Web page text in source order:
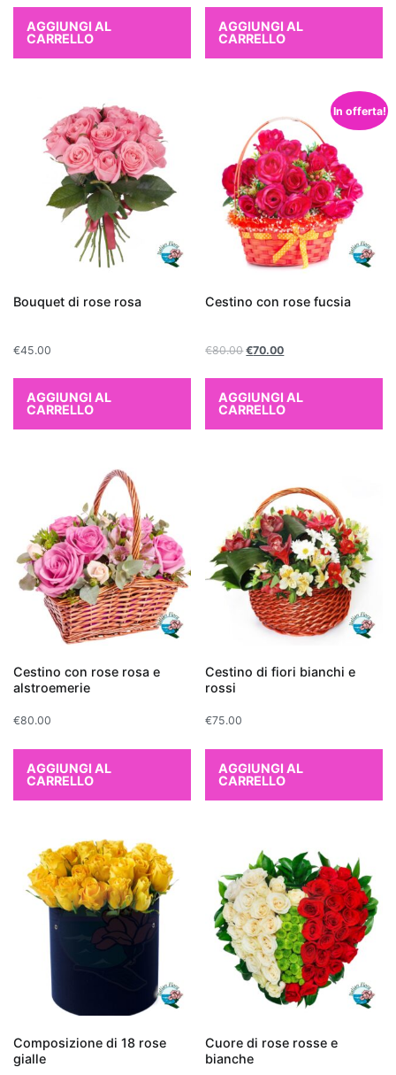
AGGIUNGI AL
CARRELLO
AGGIUNGI AL
CARRELLO
Bouquet di rose rosa
€45.00
AGGIUNGI AL
CARRELLO
In offerta!
Cestino con rose fucsia
€80.00 €70.00
AGGIUNGI AL
CARRELLO
Cestino con rose rosa e
alstroemerie
€80.00
AGGIUNGI AL
CARRELLO
Cestino di fiori bianchi e
rossi
€75.00
AGGIUNGI AL
CARRELLO
Composizione di 18 rose
gialle
Cuore di rose rosse e
bianche
tocco
all'ambiente,
contribuiscono
anche
migliorare
dell'aria
Le
piante
da
loro
capacità
assorbire
come
e
tricloroetilene,
ossigeno.
Tra
più
efficaci
troviamo
Benjamina,
perfetto